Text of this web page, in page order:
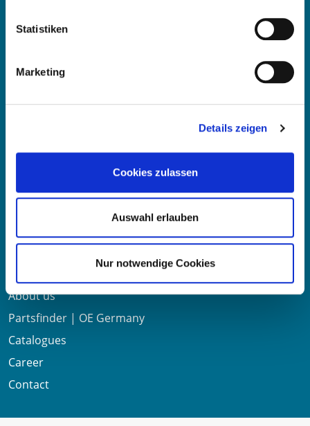
Statistiken
Marketing
Details zeigen
Cookies zulassen
Auswahl erlauben
Nur notwendige Cookies
OE Germany GmbH
73730 Esslingen am Neckar​
Deutschland
+49 711 62769851
Useful links
About us
Partsfinder | OE Germany
Catalogues
Career
Contact